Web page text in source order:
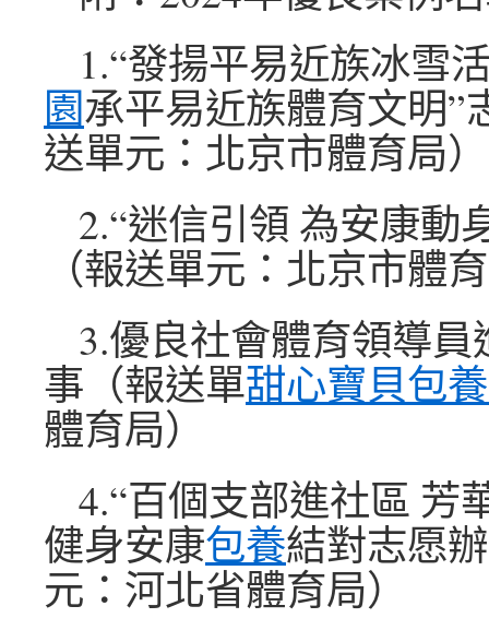
1.“發揚平易近族冰雪
園承平易近族體育文明”
送單元：北京市體育局）
2.“迷信引領 為安康動
（報送單元：北京市體
3.優良社會體育領導
事（報送單甜心寶貝包
體育局）
4.“百個支部進社區 芳
健身安康包養結對志愿
元：河北省體育局）